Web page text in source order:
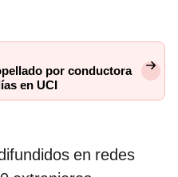
por conductora
en UCI
en redes